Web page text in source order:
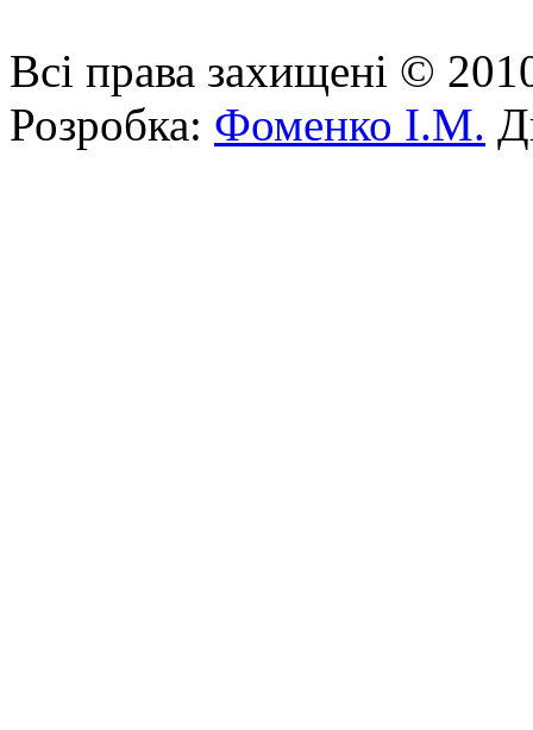
Всі права захищені ©
Розробка: Фоменко І.М.